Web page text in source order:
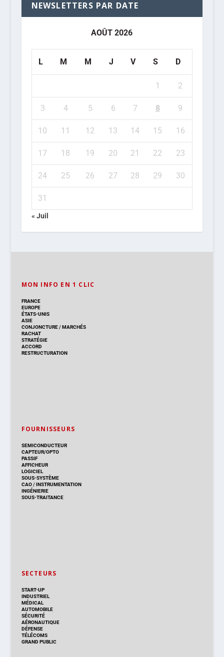
NEWSLETTERS PAR DATE
AOÛT 2026
L M M J V S D
1 2
3 4 5 6 7 8 9
10 11 12 13 14 15 16
17 18 19 20 21 22 23
24 25 26 27 28 29 30
31
« Juil
MON INFO EN 1 CLIC
FRANCE
EUROPE
ÉTATS-UNIS
ASIE
CONJONCTURE/MARCHÉS
RACHAT
STRATÉGIE
ACCORD
RESTRUCTURATION
FOURNISSEURS
SEMICONDUCTEUR
CAPTEUR/OPTO
PASSIF
AFFICHEUR
LOGICIEL
SOUS-SYSTÈME
CAO/INSTRUMENTATION
INGÉNIERIE
SOUS-TRAITANCE
SECTEURS
START-UP
INDUSTRIEL
MÉDICAL
AUTOMOBILE
SÉCURITÉ
AÉRONAUTIQUE
DÉFENSE
TÉLÉCOMS
GRAND PUBLIC